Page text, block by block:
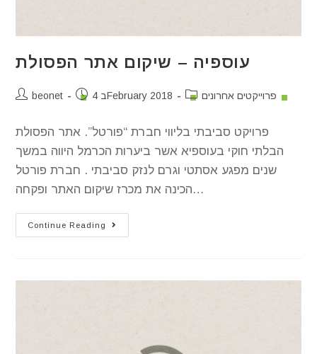
עוספיה – שיקום אתר הפסולת
beonet 4 בFebruary 2018 פרוייקטים אחרונים
פרויקט סביבתי בליווי חברת “פורטל”. אתר הפסולת
הבלתי חוקי בעוספיא אשר ביערות הכרמל היווה במשך
שנים מפגע אסתטי וגרם לנזק סביבתי . חברת פורטל
הכינה את מכרז שיקום האתר ופקחה…
Continue Reading